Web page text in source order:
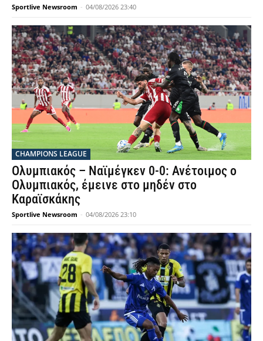
Sportlive Newsroom - 04/08/2026 23:40
CHAMPIONS LEAGUE
Ολυμπιακός – Ναϊμέγκεν 0-0: Ανέτοιμος ο
Ολυμπιακός, έμεινε στο μηδέν στο
Καραϊσκάκης
Sportlive Newsroom - 04/08/2026 23:10